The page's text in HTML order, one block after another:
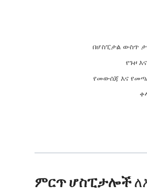
በሆስፒታል ውስጥ
የጉዞ
የመውሰጃ እና
ምርጥ ሆስፒታሎች